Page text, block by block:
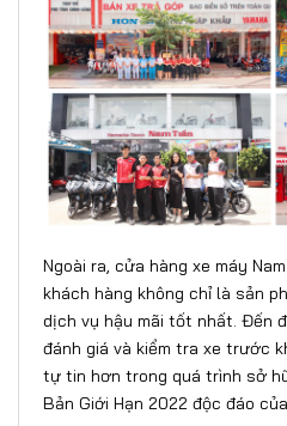
Ngoài ra, cửa hàng xe máy
khách hàng không chỉ là sản
dịch vụ hậu mãi tốt nhất. Đến
đánh giá và kiểm tra xe trước
tự tin hơn trong quá trình sở
Bản Giới Hạn 2022 độc đáo